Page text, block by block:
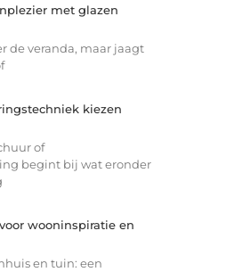
met glazen
de veranda, maar jaagt
kiezen
of
begint bij wat eronder
wooninspiratie en
en tuin: een